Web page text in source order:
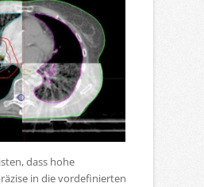
dass hohe
in die vordefinierten